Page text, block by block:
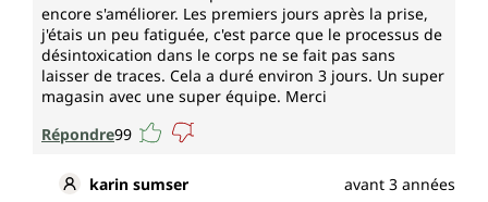
encore s'améliorer. Les premiers jours après la prise,
j'étais un peu fatiguée, c'est parce que le processus de
désintoxication dans le corps ne se fait pas sans
laisser de traces. Cela a duré environ 3 jours. Un super
magasin avec une super équipe. Merci
Répondre99
karin sumser
avant 3 années